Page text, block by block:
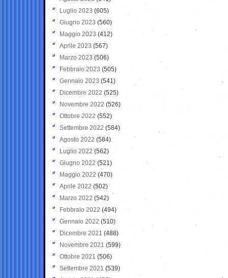
Luglio 2023 (605)
Giugno 2023 (560)
Maggio 2023 (412)
Aprile 2023 (567)
Marzo 2023 (506)
Febbraio 2023 (505)
Gennaio 2023 (541)
Dicembre 2022 (525)
Novembre 2022 (526)
Ottobre 2022 (552)
Settembre 2022 (584)
Agosto 2022 (584)
Luglio 2022 (562)
Giugno 2022 (521)
Maggio 2022 (470)
Aprile 2022 (502)
Marzo 2022 (542)
Febbraio 2022 (494)
Gennaio 2022 (510)
Dicembre 2021 (488)
Novembre 2021 (599)
Ottobre 2021 (506)
Settembre 2021 (539)